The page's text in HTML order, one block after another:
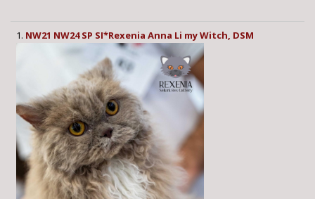
1. NW21 NW24 SP SI*Rexenia Anna Li my Witch, DSM